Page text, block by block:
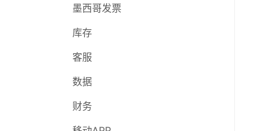
数据
财务
移动APP
设置
三方仓
墨西哥发票
采购
库存
客服
数据
墨西哥发票
库存
客服
数据
财务